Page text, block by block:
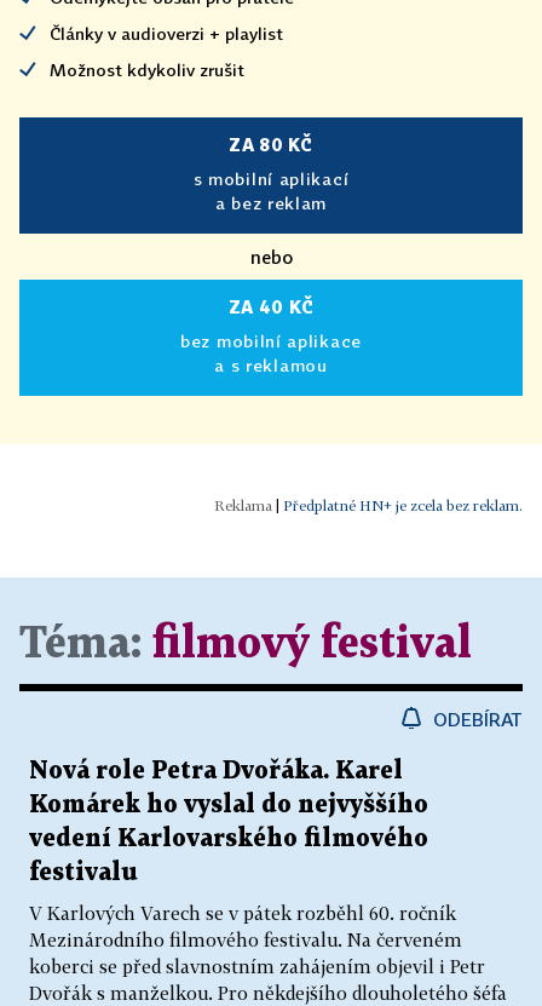
Články v audioverzi + playlist
Možnost kdykoliv zrušit
ZA 80 KČ
s mobilní aplikací
a bez reklam
nebo
ZA 40 KČ
bez mobilní aplikace
a s reklamou
Předplatné HN+ je zcela bez reklam.
Téma: filmový festival
ODEBÍRAT
Nová role Petra Dvořáka. Karel
Komárek ho vyslal do nejvyššího
vedení Karlovarského filmového
festivalu
V Karlových Varech se v pátek rozběhl 60. ročník
Mezinárodního filmového festivalu. Na červeném
koberci se před slavnostním zahájením objevil i Petr
Dvořák s manželkou. Pro někdejšího dlouholetého šéfa